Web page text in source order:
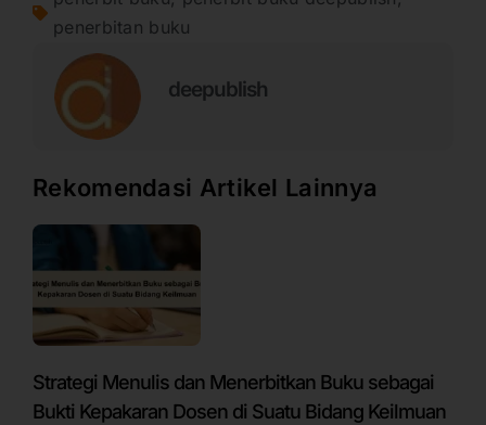
penerbitan buku
deepublish
Rekomendasi Artikel Lainnya
Strategi Menulis dan Menerbitkan Buku sebagai
Bukti Kepakaran Dosen di Suatu Bidang Keilmuan